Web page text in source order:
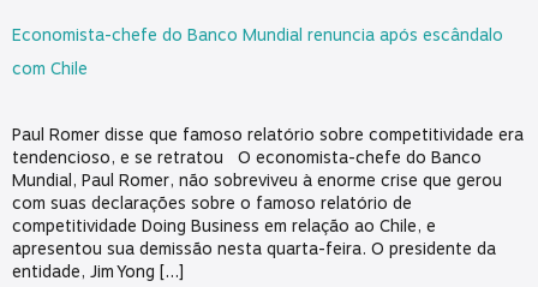
Economista-chefe do Banco Mundial renuncia após escândalo
com Chile
Paul Romer disse que famoso relatório sobre competitividade era
tendencioso, e se retratou O economista-chefe do Banco
Mundial, Paul Romer, não sobreviveu à enorme crise que gerou
com suas declarações sobre o famoso relatório de
competitividade Doing Business em relação ao Chile, e
apresentou sua demissão nesta quarta-feira. O presidente da
entidade, Jim Yong […]